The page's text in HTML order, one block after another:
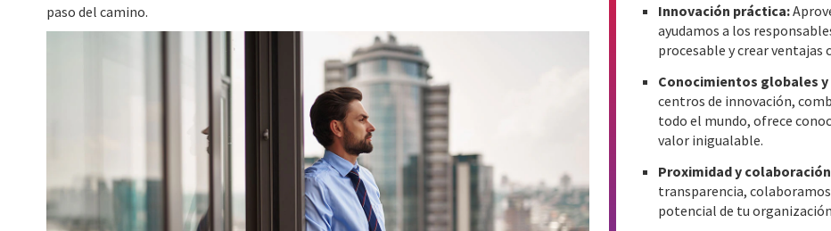
paso del camino.
Innovación práctica:
ayudamos a los
procesable y crear
Conocimientos globales
centros de innovación,
todo el mundo, ofrece
valor inigualable.
Proximidad y
transparencia,
potencial de tu